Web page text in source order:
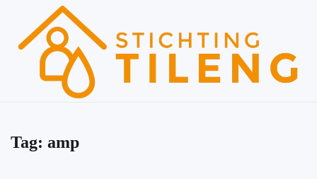
Skip to main content
Tag: amp